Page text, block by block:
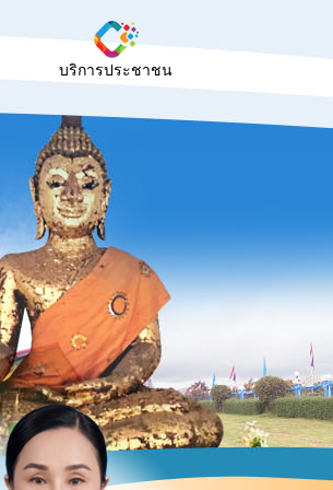
บริการประชาชน